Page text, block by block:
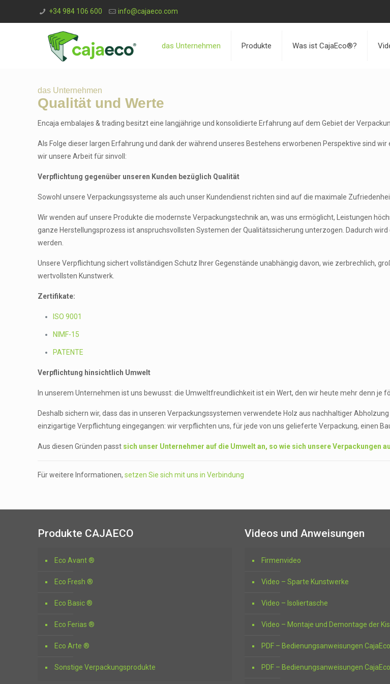
+34 984 106 600 info@cajaeco.com
das Unternehmen Produkte Was ist CajaEco®?
das Unternehmen
Qualität und Werte
Encaja embalajes & trading besitzt eine langjährige und konsolidierte Erfahrung auf dem Gebiet der
Als Folge dieser largen Erfahrung und dank der während unseres Bestehens erworbenen Perspektive sind
wir unsere Arbeit für sinvoll:
Verpflichtung gegenüber unseren Kunden bezüglich Qualität
Sowohl unsere Verpackungssysteme als auch unser Kundendienst richten sind auf die maximale
Wir wenden auf unsere Produkte die modernste Verpackungstechnik an, was uns ermöglicht, Leistungen
ganze Herstellungsprozess ist anspruchsvollsten Systemen der Qualitätssicherung unterzogen. Dadurch
werden.
Unsere Verpflichtung sichert vollständigen Schutz Ihrer Gegenstände unabhängig davon, wie zerbrechlich,
wertvollsten Kunstwerk.
Zertifikate:
ISO 9001
NIMF-15
PATENTE
Verpflichtung hinsichtlich Umwelt
In unserem Unternehmen ist uns bewusst: die Umweltfreundlichkeit ist ein Wert, den wir heute mehr denn je
Deshalb sichern wir, dass das in unseren Verpackungssystemen verwendete Holz aus nachhaltiger
einzigartige Verpflichtung eingegangen: wir verpflichten uns, für jede von uns gelieferte Verpackung, einen
Aus diesen Gründen passt sich unser Unternehmer auf die Umwelt an, so wie sich unsere Verpackungen
Für weitere Informationen,setzen Sie sich mit uns in Verbindung
Produkte CAJAECO
Eco Avant ®
Eco Fresh ®
Eco Basic ®
Eco Ferias ®
Eco Arte ®
Sonstige Verpackungsprodukte
Videos und Anweisungen
Firmenvideo
Video – Sparte Kunstwerke
Video – Isoliertasche
Video – Montaje und Demontage der
PDF – Bedienungsanweisungen
PDF – Bedienungsanweisungen